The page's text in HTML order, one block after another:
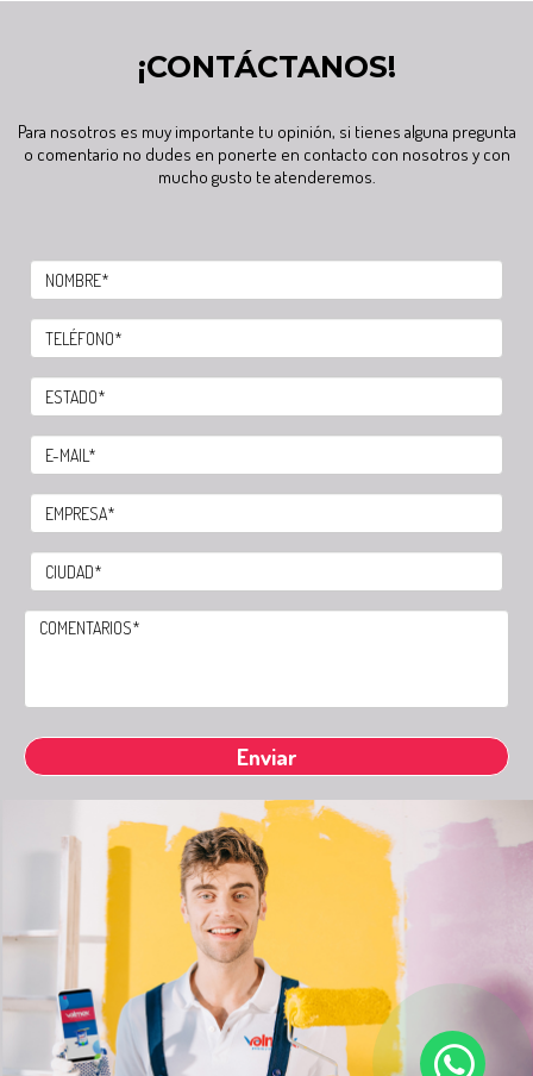
¡CONTÁCTANOS!
Para nosotros es muy importante tu opinión, si tienes alguna pregunta
o comentario no dudes en ponerte en contacto con nosotros y con
mucho gusto te atenderemos.